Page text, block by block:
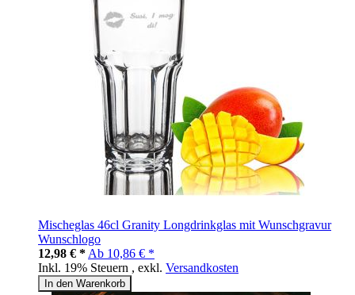
Mischeglas 46cl Granity Longdrinkglas mit Wunschgravur
Wunschlogo
12,98 € * Ab 10,86 € *
Inkl. 19% Steuern , exkl. Versandkosten
In den Warenkorb